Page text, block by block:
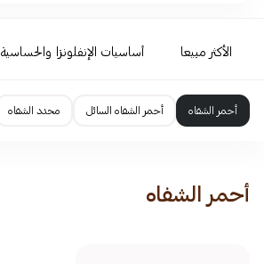
الأكثر مبيعا أساسيات الإنفلونزا والحساسية
أحمر الشفاه أحمر الشفاه السائل محدد الشفاه
أحمر الشفاه